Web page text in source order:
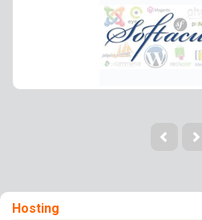
Hosting